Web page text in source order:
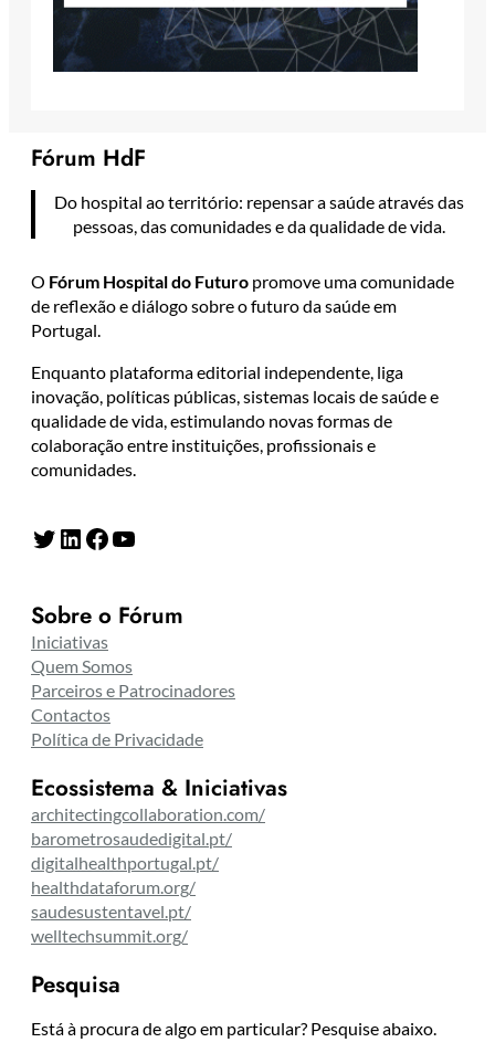
Fórum HdF
Do hospital ao território: repensar a saúde através das
pessoas, das comunidades e da qualidade de vida.
O Fórum Hospital do Futuro promove uma comunidade
de reflexão e diálogo sobre o futuro da saúde em
Portugal.
Enquanto plataforma editorial independente, liga
inovação, políticas públicas, sistemas locais de saúde e
qualidade de vida, estimulando novas formas de
colaboração entre instituições, profissionais e
comunidades.
Twitter LinkedIn Facebook YouTube
Sobre o Fórum
Iniciativas
Quem Somos
Parceiros e Patrocinadores
Contactos
Política de Privacidade
Ecossistema & Iniciativas
architectingcollaboration.com/
barometrosaudedigital.pt/
digitalhealthportugal.pt/
healthdataforum.org/
saudesustentavel.pt/
welltechsummit.org/
Pesquisa
Está à procura de algo em particular? Pesquise abaixo.